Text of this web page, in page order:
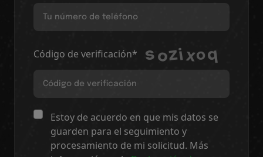
Código de verificación*
Estoy de acuerdo en que mis datos se
guarden para el seguimiento y
procesamiento de mi solicitud. Más